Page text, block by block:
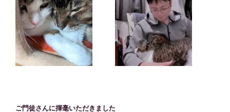
ご門徒さんに揮毫いただきました